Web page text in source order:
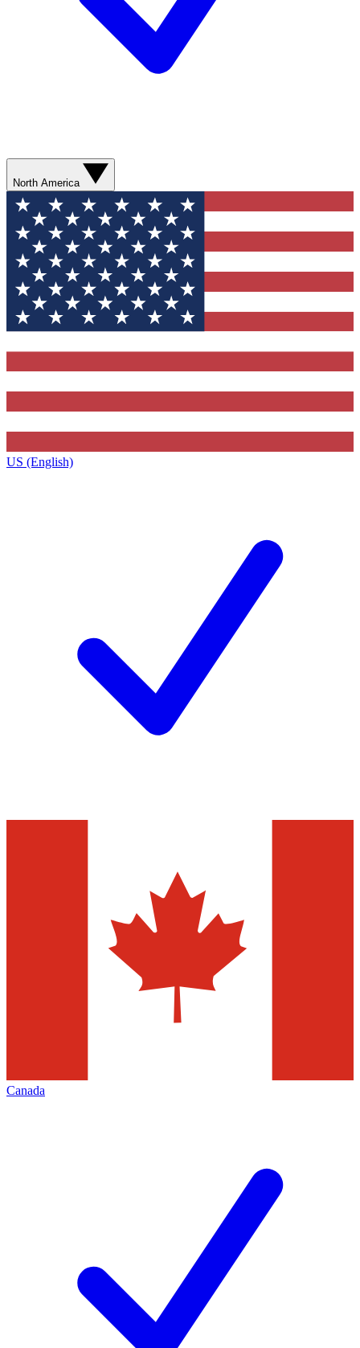
North America
US (English)
Canada